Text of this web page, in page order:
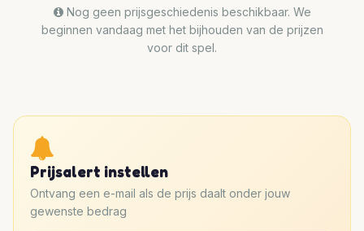
Nog geen prijsgeschiedenis beschikbaar. We
beginnen vandaag met het bijhouden van de prijzen
voor dit spel.
Prijsalert instellen
Ontvang een e-mail als de prijs daalt onder jouw
gewenste bedrag